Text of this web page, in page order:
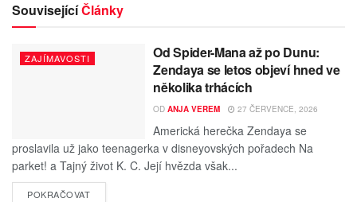
SouvisejícíČlánky
ZAJÍMAVOSTI
Od Spider-Mana až po Dunu:
Zendaya se letos objeví hned ve
několika trhácích
OD ANJA VEREM 27 ČERVENCE, 2026
Americká herečka Zendaya se
proslavila už jako teenagerka v disneyovských pořadech Na
parket! a Tajný život K. C. Její hvězda však...
POKRAČOVAT